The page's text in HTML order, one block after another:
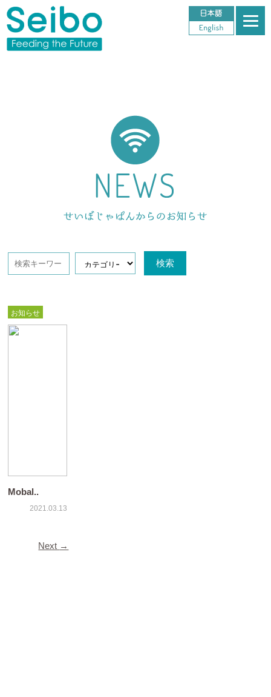
お知らせ
Mobal..
2021.03.13
Next →